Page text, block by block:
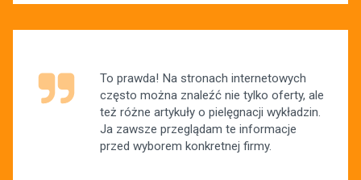
To prawda! Na stronach internetowych
często można znaleźć nie tylko oferty, ale
też różne artykuły o pielęgnacji wykładzin.
Ja zawsze przeglądam te informacje
przed wyborem konkretnej firmy.